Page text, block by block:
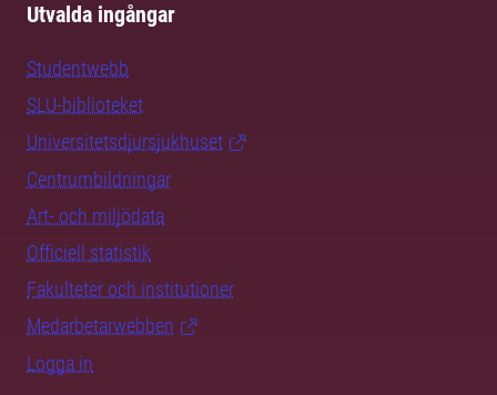
Utvalda ingångar
Studentwebb
SLU-biblioteket
Universitetsdjursjukhuset
Centrumbildningar
Art- och miljödata
Officiell statistik
Fakulteter och institutioner
Medarbetarwebben
Logga in